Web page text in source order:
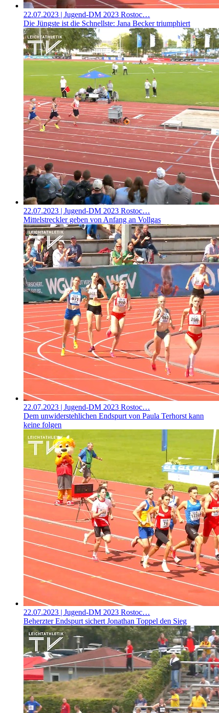
22.07.2023 | Jugend-DM 2023 Rostoc…
Die Jüngste ist die Schnellste: Jana Becker triumphiert
22.07.2023 | Jugend-DM 2023 Rostoc…
Mittelstreckler geben von Anfang an Vollgas
22.07.2023 | Jugend-DM 2023 Rostoc…
Dem unwiderstehlichen Endspurt von Paula Terhorst kann
keine folgen
22.07.2023 | Jugend-DM 2023 Rostoc…
Beherzter Endspurt sichert Jonathan Toppel den Sieg